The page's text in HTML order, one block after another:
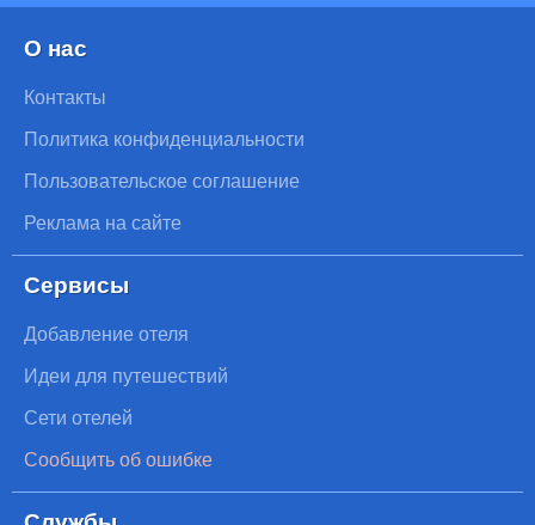
О нас
Контакты
Политика конфиденциальности
Пользовательское соглашение
Реклама на сайте
Сервисы
Добавление отеля
Идеи для путешествий
Сети отелей
Сообщить об ошибке